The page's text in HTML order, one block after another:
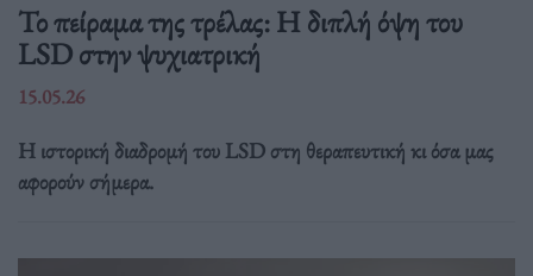
Το πείραμα της τρέλας: Η διπλή όψη του
LSD στην ψυχιατρική
15.05.26
Η ιστορική διαδρομή του LSD στη θεραπευτική κι όσα μας
αφορούν σήμερα.